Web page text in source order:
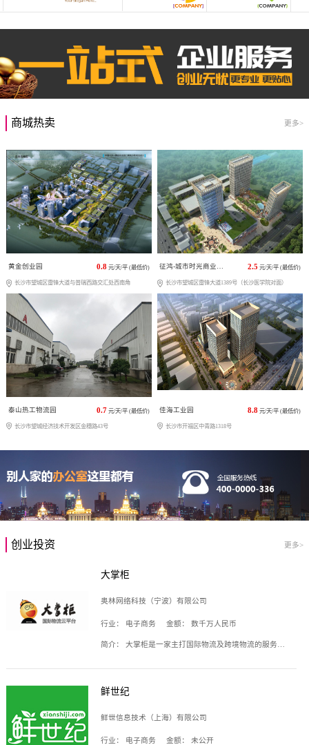
商城热卖 更多>
黄金创业园 0.8 元/天/平 (最低价)
长沙市望城区雷锋大道与普瑞西路交汇处西南角
征鸿-城市时光商业广场 2.5 元/天/平 (最低价)
长沙市望城区雷锋大道1389号（长沙医学院对面）
泰山热工物流园 0.7 元/天/平 (最低价)
长沙市望城经济技术开发区金穗路43号
佳海工业园 8.8 元/天/平 (最低价)
长沙市开福区中青路1318号
创业投资 更多>
大掌柜
奥林网络科技（宁波）有限公司
行业： 电子商务 金额： 数千万人民币
简介： 大掌柜是一家主打国际物流及跨境物流的服务云平台，致力于帮助全球国际物流企业在互联网上建立自己的平台，核心产品包括运价通、生意通、业务通、订舱通、招财通等，奥林网络科技（宁波）有限公司旗下产品。
鲜世纪
鲜世信息技术（上海）有限公司
行业： 电子商务 金额： 未公开